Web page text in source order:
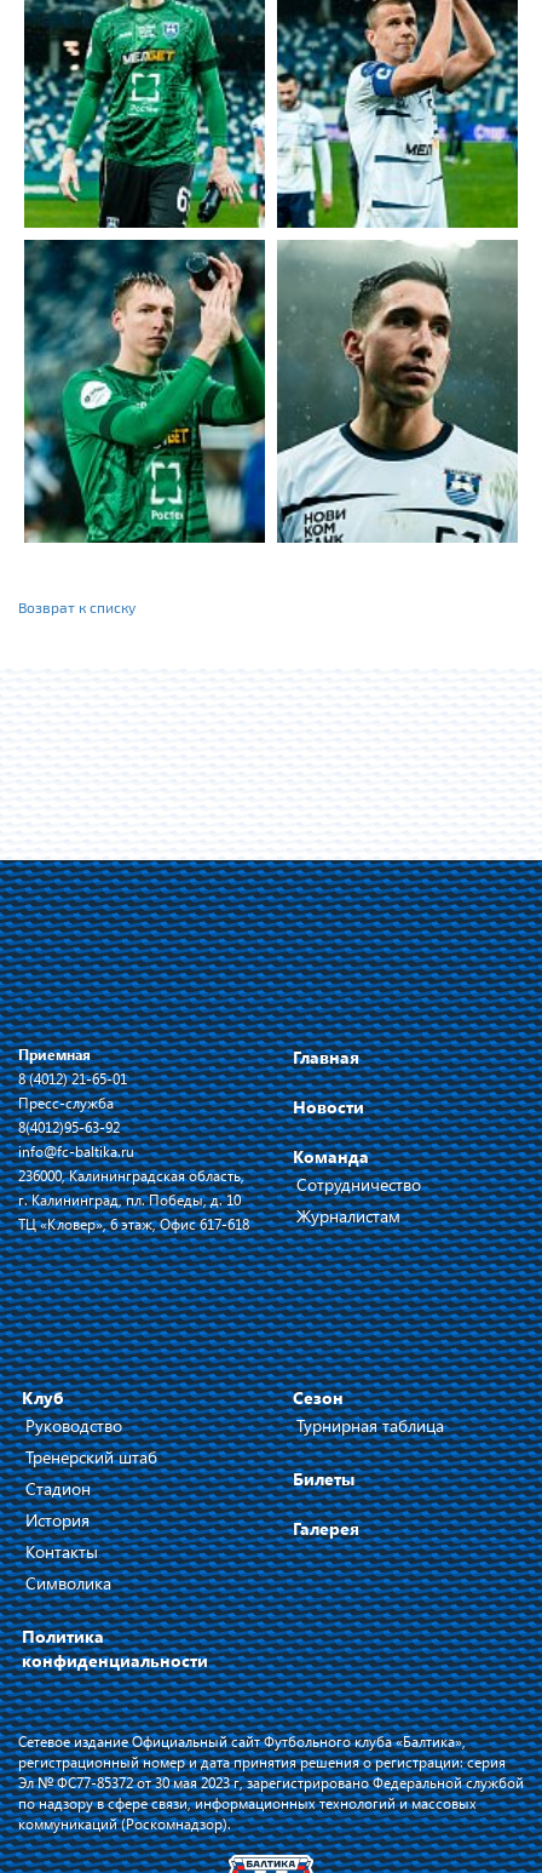
Возврат к списку
Приемная
8 (4012) 21-65-01
Пресс-служба
8(4012)95-63-92
info@fc-baltika.ru
236000, Калининградская область,
г. Калининград, пл. Победы, д. 10
ТЦ «Кловер», 6 этаж, Офис 617-618
Главная
Новости
Команда
Сотрудничество
Журналистам
Клуб
Руководство
Тренерский штаб
Стадион
История
Контакты
Символика
Политика
конфиденциальности
Сезон
Турнирная таблица
Билеты
Галерея
Сетевое издание Официальный сайт Футбольного клуба «Балтика»,
регистрационный номер и дата принятия решения о регистрации: серия
Эл № ФС77-85372 от 30 мая 2023 г, зарегистрировано Федеральной службой
по надзору в сфере связи, информационных технологий и массовых
коммуникаций (Роскомнадзор).